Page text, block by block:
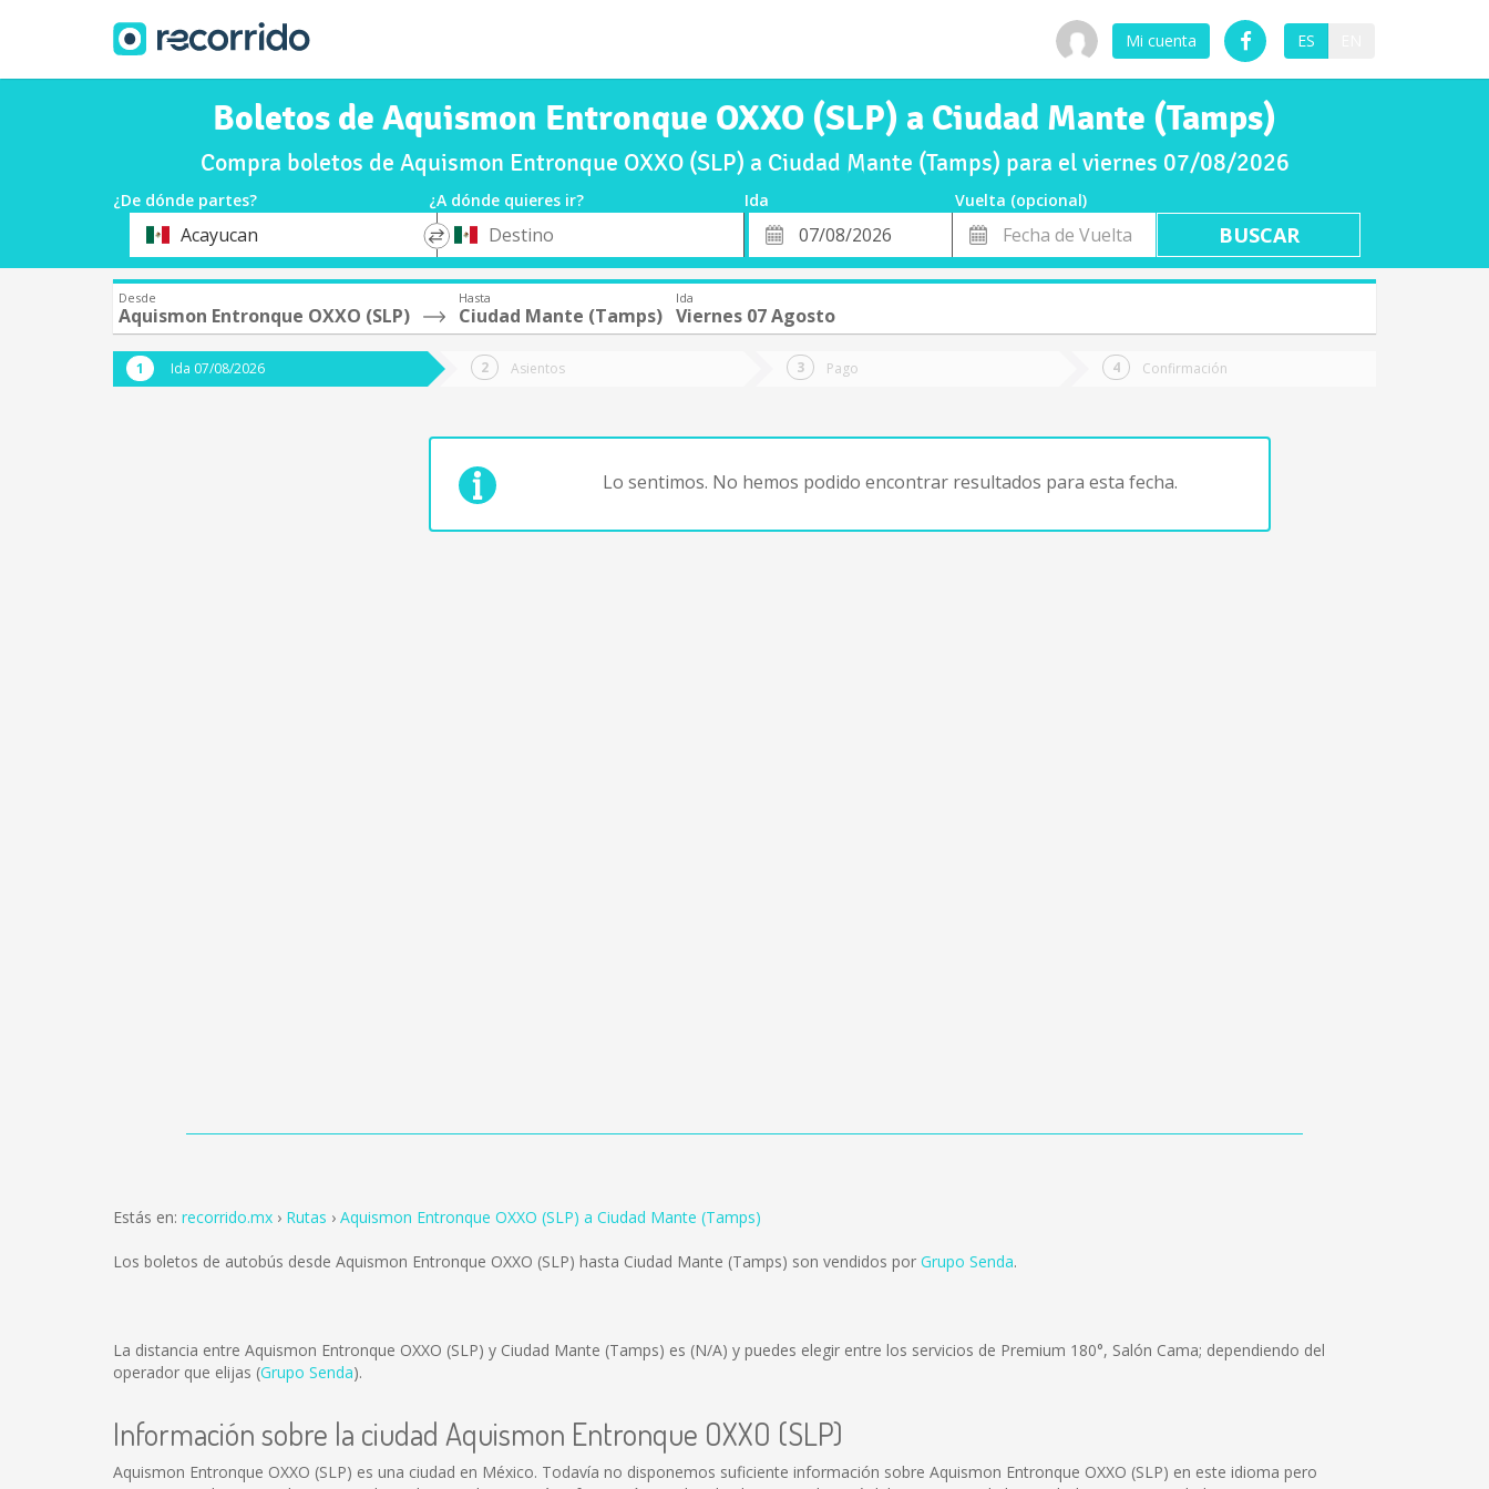
Mi cuenta ES
Boletos de Aquismon Entronque OXXO (SLP) a Ciudad Mante (Tamps)
Compra boletos de Aquismon Entronque OXXO (SLP) a Ciudad Mante (Tamps) para el viernes 07/08/2026
¿De dónde partes? ¿A dónde quieres ir? Ida
Vuelta (opcional)
OrigenAcayucan
*
Destino
Fecha
de
Fecha
de
Vuelta
Desde
Aquismon Entronque OXXO (SLP)
Hasta
Ciudad Mante (Tamps)
Ida
Viernes 07 Agosto
Ida 07/08/2026 Asientos Pago Confirmación
Lo sentimos. No hemos podido encontrar resultados para esta fecha.
Estás en: recorrido.mx Rutas Aquismon Entronque OXXO (SLP) a Ciudad Mante (Tamps)
Los boletos de autobús desde Aquismon Entronque OXXO (SLP) hasta Ciudad Mante (Tamps) son vendidos por Grupo Senda.
La distancia entre Aquismon Entronque OXXO (SLP) y Ciudad Mante (Tamps) es (N/A) y puedes elegir entre los servicios de Premium 180°, Salón Cama; dependiendo del
operador que elijas (Grupo Senda).
Información sobre la ciudad Aquismon Entronque OXXO (SLP)
Aquismon Entronque OXXO (SLP) es una ciudad en México. Todavía no disponemos suficiente información sobre Aquismon Entronque OXXO (SLP) en este idioma pero